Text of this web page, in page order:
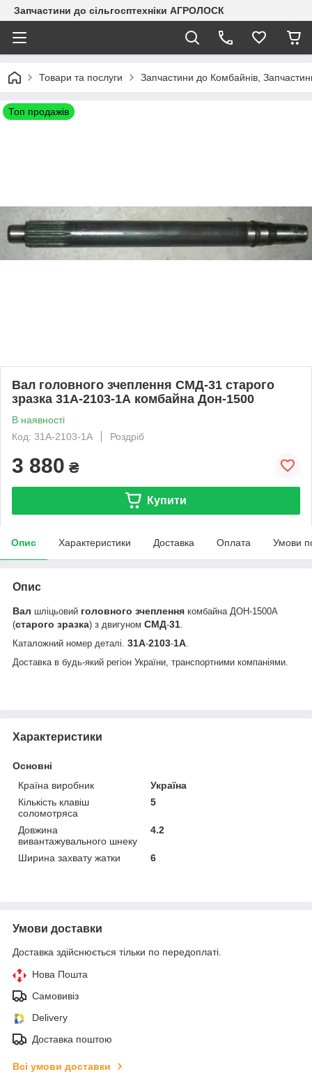
Запчастини до сільгосптехніки АГРОЛОСК
Товари та послуги Запчастини до Комбайнів,
Топ продажів
Вал головного зчеплення СМД-31 старого
зразка 31А-2103-1А комбайна Дон-1500
В наявності
Код: 31А-2103-1А
Роздріб
3 880 ₴
Купити
Опис Характеристики Доставка Оплата Умови
Опис
Вал шліцьовий головного зчеплення комбайна ДОН-1500А
(старого зразка) з двигуном СМД-31
Каталожний номер деталі. 31А-2103-1А
Доставка в будь-який регіон України, транспортними компаніями.
Характеристики
Основні
Країна виробник
Україна
Кількість клавіш
соломотряса
5
Довжина
вивантажувального шнеку
4.2
Ширина захвату жатки 6
Умови доставки
Доставка здійснюється тільки по передоплаті.
Нова Пошта
Самовивіз
Delivery
Доставка поштою
Всі умови доставки